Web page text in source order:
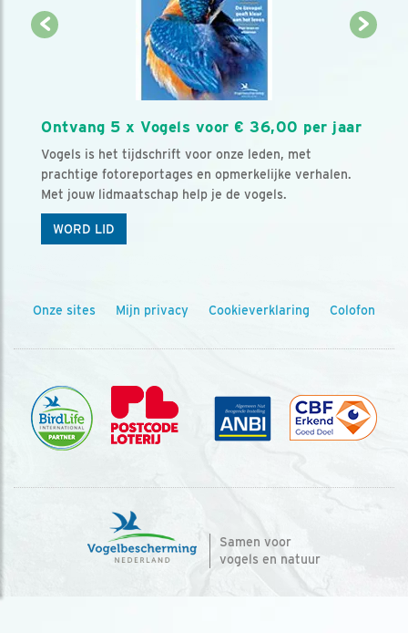
Ontvang 5 x Vogels voor € 36,00 per jaar
Vogels is het tijdschrift voor onze leden, met
prachtige fotoreportages en opmerkelijke verhalen.
Met jouw lidmaatschap help je de vogels.
WORD LID
Onze sites Mijn privacy Cookieverklaring Colofon
Samen voor
vogels en natuur